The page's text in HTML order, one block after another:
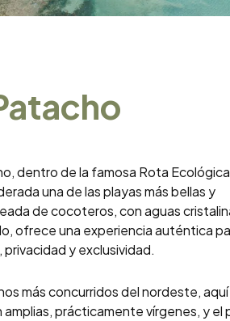
dentro de la famosa Rota
una de las playas más bellas y
de cocoteros, con aguas
ofrece una experiencia auténtica
y exclusividad.
más concurridos del nordeste,
prácticamente vírgenes, y el